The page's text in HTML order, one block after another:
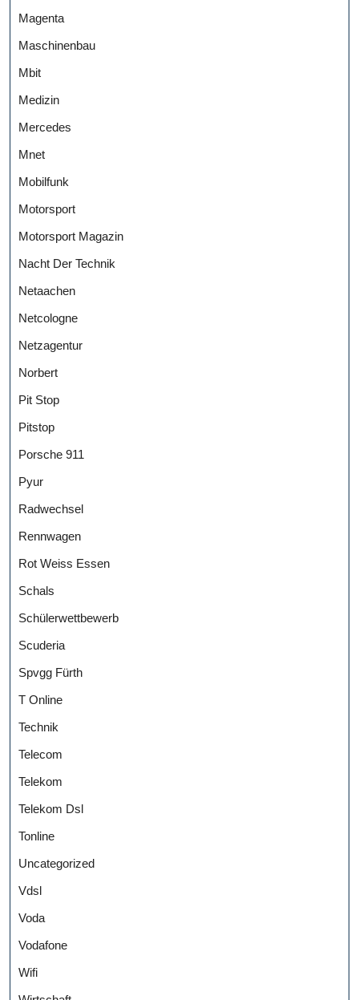
Magenta
Maschinenbau
Mbit
Medizin
Mercedes
Mnet
Mobilfunk
Motorsport
Motorsport Magazin
Nacht Der Technik
Netaachen
Netcologne
Netzagentur
Norbert
Pit Stop
Pitstop
Porsche 911
Pyur
Radwechsel
Rennwagen
Rot Weiss Essen
Schals
Schülerwettbewerb
Scuderia
Spvgg Fürth
T Online
Technik
Telecom
Telekom
Telekom Dsl
Tonline
Uncategorized
Vdsl
Voda
Vodafone
Wifi